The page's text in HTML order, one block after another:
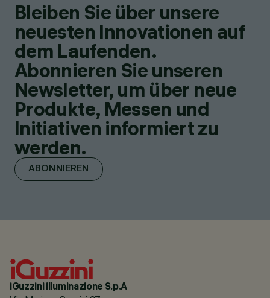
Bleiben Sie über unsere
neuesten Innovationen auf
dem Laufenden.
Abonnieren Sie unseren
Newsletter, um über neue
Produkte, Messen und
Initiativen informiert zu
werden.
ABONNIEREN
iGuzzini illuminazione S.p.A